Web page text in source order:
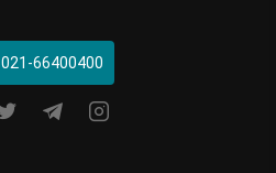
021-66400400